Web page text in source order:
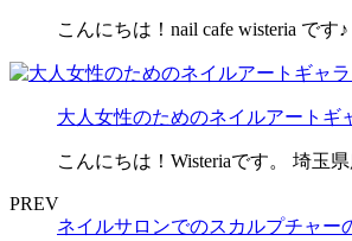
こんにちは！nail cafe wisteria で
大人女性のためのネイルアートギ
こんにちは！Wisteriaです。 埼玉
PREV
ネイルサロンでのスカルプチャー